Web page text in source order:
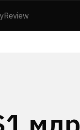
Review